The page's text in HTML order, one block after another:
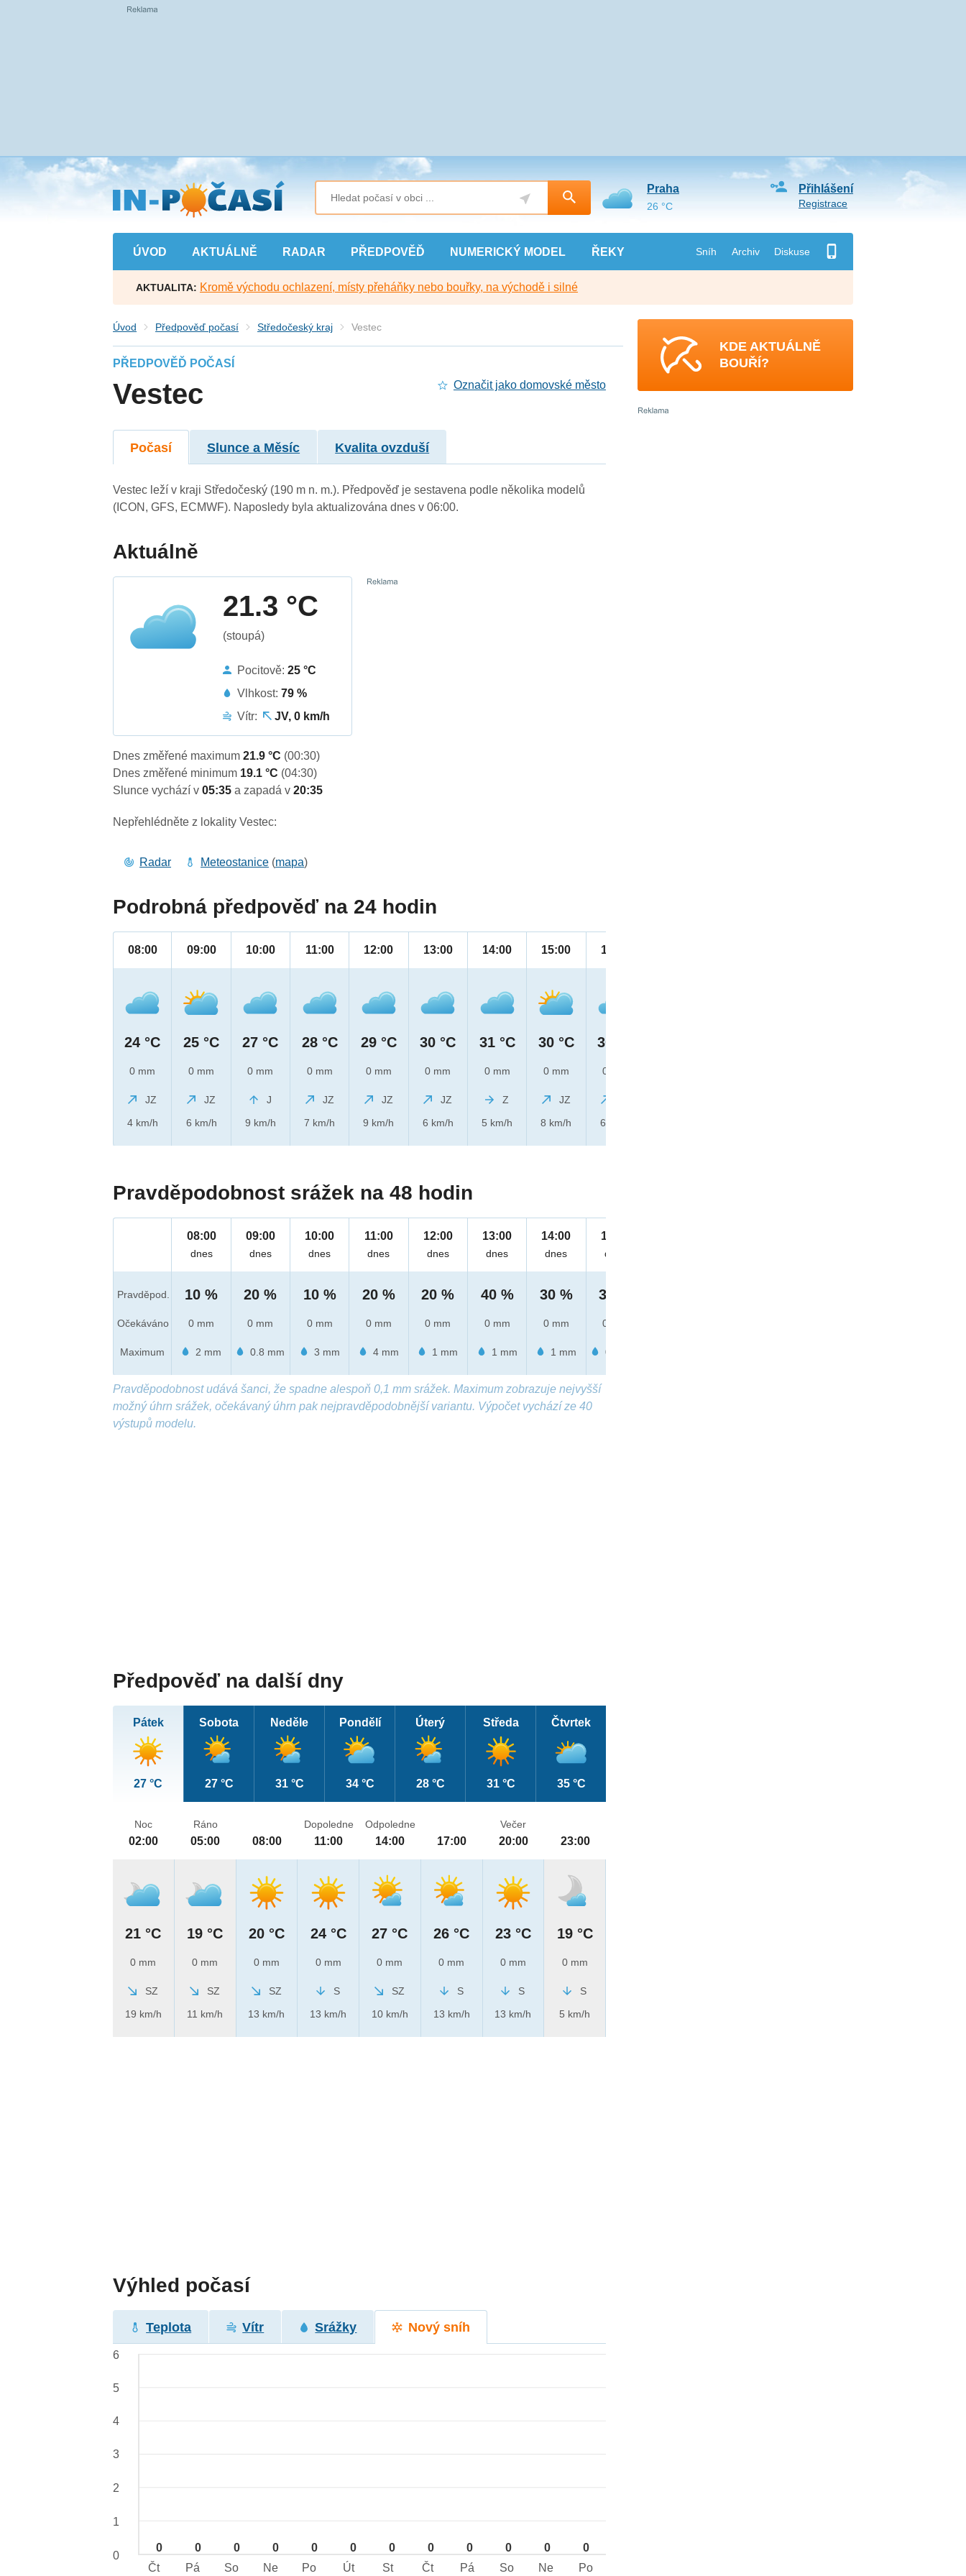
Přejít
na
hlavní
obsah
ÚVOD AKTUÁLNĚ RADAR PŘEDPOVĚĎ NUMERICKÝ MODEL ŘEKY Sníh Archiv Diskuse
Přihlášení
Registrace
Praha
26 °C
AKTUALITA: Kromě východu ochlazení, místy přeháňky nebo bouřky, na východě i silné
Úvod Předpověď počasí Středočeský kraj Vestec
PŘEDPOVĚĎ POČASÍ
Vestec Označit jako domovské město
Počasí Slunce a Měsíc Kvalita ovzduší
Vestec leží v kraji Středočeský (190 m n. m.). Předpověď je sestavena podle několika modelů
(ICON, GFS, ECMWF). Naposledy byla aktualizována dnes v 06:00.
Aktuálně
21.3 °C
(stoupá)
Pocitově:25 °C
Vlhkost:79 %
Vítr:
JV, 0 km/h
Dnes změřené maximum21.9 °C (00:30)
Dnes změřené minimum 19.1 °C (04:30)
Slunce vychází v05:35a zapadá v20:35
Nepřehlédněte z lokality Vestec:
Radar Meteostanice (mapa)
Podrobná předpověď na 24 hodin
08:00
24 °C
0 mm
JZ
4 km/h
09:00
25 °C
0 mm
JZ
6 km/h
10:00
27 °C
0 mm
J
9 km/h
11:00
28 °C
0 mm
JZ
7 km/h
12:00
29 °C
0 mm
JZ
9 km/h
13:00
30 °C
0 mm
JZ
6 km/h
14:00
31 °C
0 mm
Z
5 km/h
15:00
30 °C
0 mm
JZ
8 km/h
16:00
30 °C
0 mm
6 km/h
Pravděpodobnost srážek na 48 hodin
Pravděpod.
Očekáváno
Maximum
08:00
dnes
10 %
0 mm
2 mm
09:00
dnes
20 %
0 mm
0.8 mm
10:00
dnes
10 %
0 mm
3 mm
11:00
dnes
20 %
0 mm
4 mm
12:00
dnes
20 %
0 mm
1 mm
13:00
dnes
40 %
0 mm
1 mm
14:00
dnes
30 %
0 mm
1 mm
15:00
dnes
30 %
0 mm
0.9 mm
Pravděpodobnost udává šanci, že spadne alespoň 0,1 mm srážek. Maximum zobrazuje nejvyšší
možný úhrn srážek, očekávaný úhrn pak nejpravděpodobnější variantu. Výpočet vychází ze 40
výstupů modelu.
Předpověď na další dny
Pátek
27 °C
Sobota
27 °C
Neděle
31 °C
Pondělí
34 °C
Úterý
28 °C
Středa
31 °C
Čtvrtek
35 °C
Noc
02:00
21 °C
0 mm
SZ
19 km/h
Ráno
05:00
19 °C
0 mm
SZ
11 km/h
08:00
20 °C
0 mm
SZ
13 km/h
Dopoledne
11:00
24 °C
0 mm
S
13 km/h
Odpoledne
14:00
27 °C
0 mm
SZ
10 km/h
17:00
26 °C
0 mm
S
13 km/h
Večer
20:00
23 °C
0 mm
S
13 km/h
23:00
19 °C
0 mm
S
5 km/h
Výhled počasí
Teplota Vítr Srážky Nový sníh
0 0 0 0 0 0 0 0 0 0 0 0
6
5
4
3
2
1
0
Čt
Pá So Ne Po Út St Čt Pá So Ne Po
KDE AKTUÁLNĚ
BOUŘÍ?